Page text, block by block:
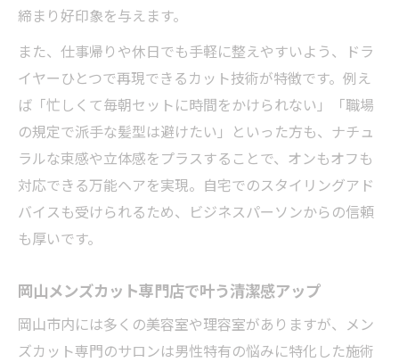
締まり好印象を与えます。
また、仕事帰りや休日でも手軽に整えやすいよう、ドラ
イヤーひとつで再現できるカット技術が特徴です。例え
ば「忙しくて毎朝セットに時間をかけられない」「職場
の規定で派手な髪型は避けたい」といった方も、ナチュ
ラルな束感や立体感をプラスすることで、オンもオフも
対応できる万能ヘアを実現。自宅でのスタイリングアド
バイスも受けられるため、ビジネスパーソンからの信頼
も厚いです。
岡山メンズカット専門店で叶う清潔感アップ
岡山市内には多くの美容室や理容室がありますが、メン
ズカット専門のサロンは男性特有の悩みに特化した施術